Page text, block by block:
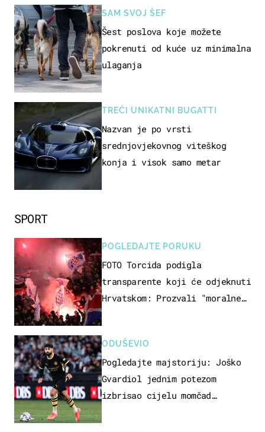
SPORT
POGLEDAJTE PORUKU
FOTO Torcida podigla
transparente koji će odjeknuti
Hrvatskom: Prozvali "moralne
ODUŠEVIO
Pogledajte majstoriju: Joško
Gvardiol jednim potezom
izbrisao cijelu momčad
SAM SVOJ ŠEF
Šest poslova koje možete
pokrenuti od kuće uz minimalna
ulaganja
TREĆI UNIKATNI BUGATTI
Nazvan je po vrsti
srednjovjekovnog viteškog
konja i visok samo metar